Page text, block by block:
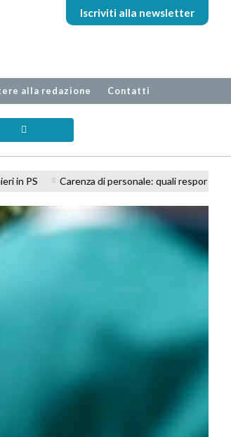
Iscriviti alla newsletter
alla redazione Contatti
quali responsabilità professionali per